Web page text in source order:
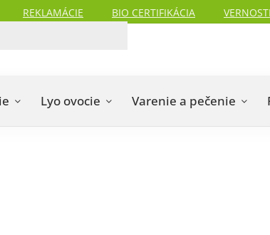
REKLAMÁCIE BIO CERTIFIKÁCIA
Lyo ovocie Varenie a pečenie